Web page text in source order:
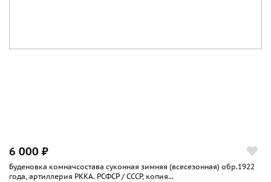
6 000 ₽
Буденовка комначсостава суконная зимняя (всесезонная) обр.1922
года, артиллерия РККА. РСФСР / СССР, копия...